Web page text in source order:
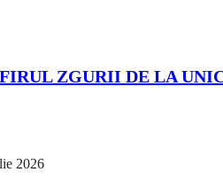
ZGURII DE LA
2026